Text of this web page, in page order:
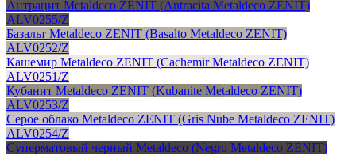
Антрацит Metaldeco ZENIT (Antracita Metaldeco ZENIT)
ALV0255/Z
Базальт Metaldeco ZENIT (Basalto Metaldeco ZENIT)
ALV0252/Z
Кашемир Metaldeco ZENIT (Cachemir Metaldeco ZENIT)
ALV0251/Z
Кубанит Metaldeco ZENIT (Kubanite Metaldeco ZENIT)
ALV0253/Z
Серое облако Metaldeco ZENIT (Gris Nube Metaldeco ZENIT)
ALV0254/Z
Суперматовый черный Metaldeco (Negro Metaldeco ZENIT)